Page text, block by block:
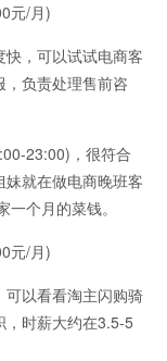
元/月)
，可以试试电商客
负责处理售前咨
23:00)，很符合
就在做电商晚班客
个月的菜钱。
元/月)
以看看淘主闪购骑
，时薪大约在3.5-5